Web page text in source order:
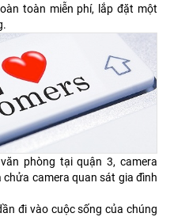
toàn miễn phí, lắp đặt một
phòng tại quận 3, camera
camera quan sát gia đình
đi vào cuộc sống của chúng